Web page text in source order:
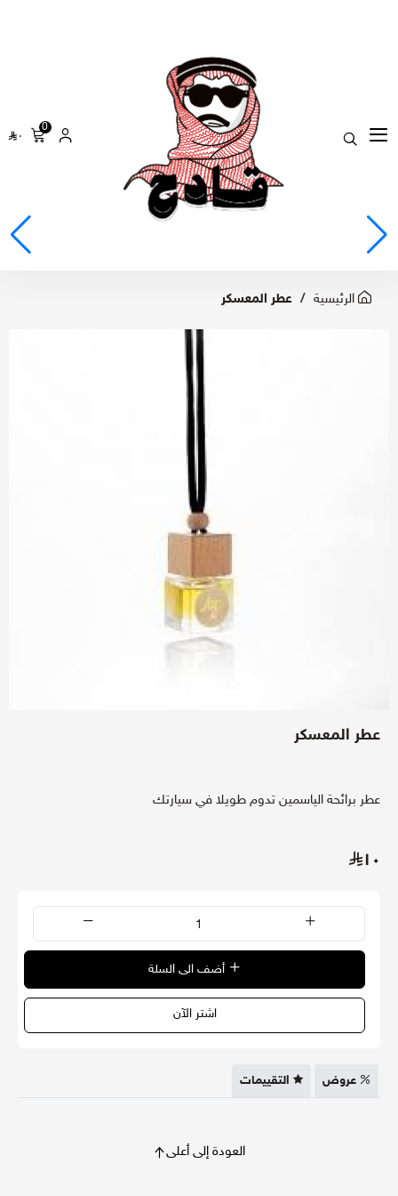
0
٠
الرئيسية عطر المعسكر
عطر المعسكر
عطر برائحة الياسمين تدوم طويلا في سيارتك
١٠
اشتر الآن
عروض التقييمات
العودة إلى أعلى